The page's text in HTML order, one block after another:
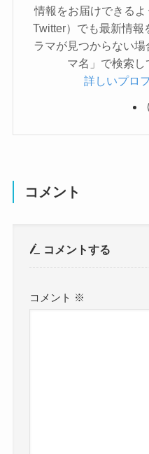
情報をお届けできる
Twitter）でも最新情報
ラマが見つからない
マ名」で検索し
詳しいプロ
コメント
コメントする
コメント ※